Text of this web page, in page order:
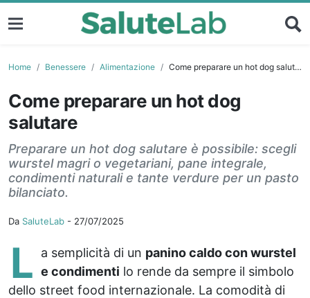
Home Benessere Alimentazione Come preparare un hot dog salutare
Come preparare un hot dog
salutare
Preparare un hot dog salutare è possibile: scegli
wurstel magri o vegetariani, pane integrale,
condimenti naturali e tante verdure per un pasto
bilanciato.
Da SaluteLab - 27/07/2025
L a semplicità di un panino caldo con wurstel
e condimenti lo rende da sempre il simbolo
dello street food internazionale. La comodità di